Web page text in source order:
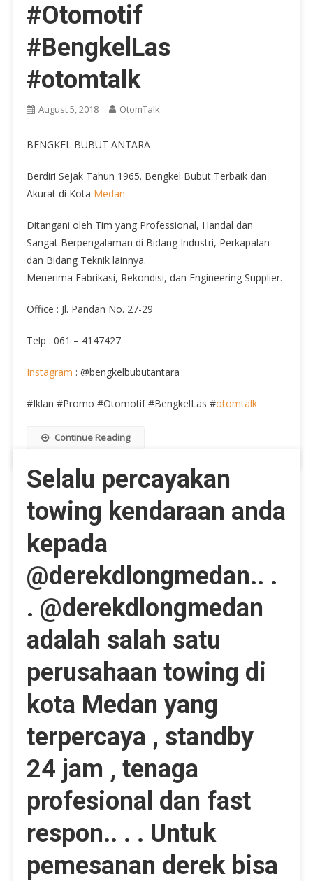
#Otomotif
#BengkelLas
#otomtalk
August 5, 2018 OtomTalk
BENGKEL BUBUT ANTARA
Berdiri Sejak Tahun 1965. Bengkel Bubut Terbaik dan
Akurat di Kota Medan
Ditangani oleh Tim yang Professional, Handal dan
Sangat Berpengalaman di Bidang Industri, Perkapalan
dan Bidang Teknik lainnya.
Menerima Fabrikasi, Rekondisi, dan Engineering Supplier.
Office : Jl. Pandan No. 27-29
Telp : 061 – 4147427
Instagram : @bengkelbubutantara
#Iklan #Promo #Otomotif #BengkelLas #otomtalk
Continue Reading
Selalu percayakan
towing kendaraan anda
kepada
@derekdlongmedan.. .
. @derekdlongmedan
adalah salah satu
perusahaan towing di
kota Medan yang
terpercaya , standby
24 jam , tenaga
profesional dan fast
respon.. . . Untuk
pemesanan derek bisa